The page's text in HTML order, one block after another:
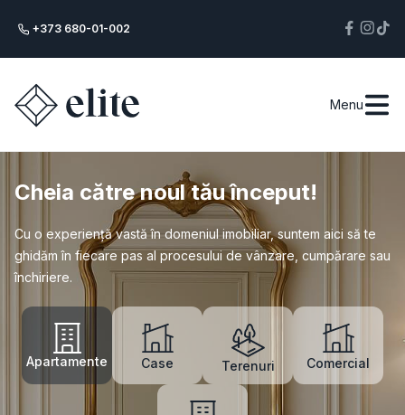
+373 680-01-002
Menu
Cheia către noul tău început!
Cu o experiență vastă în domeniul imobiliar, suntem aici să te
ghidăm în fiecare pas al procesului de vânzare, cumpărare sau
închiriere.
Apartamente Case Terenuri Comercial